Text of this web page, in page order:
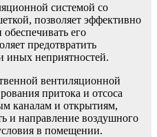
системой со
позволяет эффективно
его
предотвратить
иных неприятностей.
вентиляционной
притока и отсоса
каналам и открытиям,
и направление воздушного
в помещении.